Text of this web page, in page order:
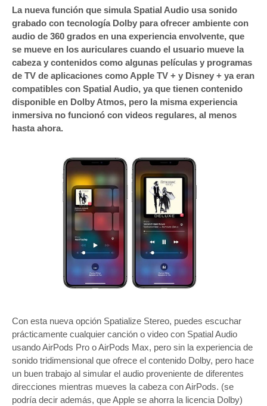
La nueva función que simula Spatial Audio usa sonido
grabado con tecnología Dolby para ofrecer ambiente con
audio de 360 ​​grados en una experiencia envolvente, que
se mueve en los auriculares cuando el usuario mueve la
cabeza y contenidos como algunas películas y programas
de TV de aplicaciones como Apple TV + y Disney + ya eran
compatibles con Spatial Audio, ya que tienen contenido
disponible en Dolby Atmos, pero la misma experiencia
inmersiva no funcionó con videos regulares, al menos
hasta ahora.
Con esta nueva opción Spatialize Stereo, puedes escuchar
prácticamente cualquier canción o video con Spatial Audio
usando AirPods Pro o AirPods Max, pero sin la experiencia de
sonido tridimensional que ofrece el contenido Dolby, pero hace
un buen trabajo al simular el audio proveniente de diferentes
direcciones mientras mueves la cabeza con AirPods. (se
podría decir además, que Apple se ahorra la licencia Dolby)